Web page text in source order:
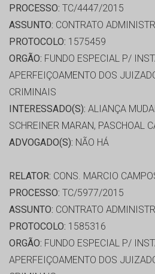
PROCESSO: TC/4447/2015
ASSUNTO: CONTRATO
PROTOCOLO: 1575459
ORGÃO: FUNDO ESPECIAL P/
APERFEIÇOAMENTO DOS
CRIMINAIS
INTERESSADO(S): ALIANÇA
SCHREINER MARAN, PASCHOAL
ADVOGADO(S): NÃO HÁ
RELATOR: CONS. MARCIO
PROCESSO: TC/5977/2015
ASSUNTO: CONTRATO
PROTOCOLO: 1585316
ORGÃO: FUNDO ESPECIAL P/
APERFEIÇOAMENTO DOS